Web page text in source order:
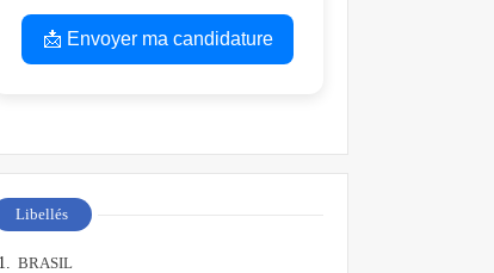
📩 Envoyer ma candidature
Libellés
BRASIL